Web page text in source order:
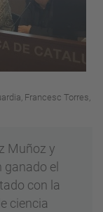
Francesc Torres,
Muñoz y
ganado el
con la
ciencia